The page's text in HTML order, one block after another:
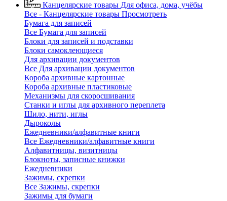
Канцелярские товары Для офиса, дома, учёбы
Все - Канцелярские товары Просмотреть
Бумага для записей
Все Бумага для записей
Блоки для записей и подставки
Блоки самоклеющиеся
Для архивации документов
Все Для архивации документов
Короба архивные картонные
Короба архивные пластиковые
Механизмы для скоросшивания
Станки и иглы для архивного переплета
Шило, нити, иглы
Дыроколы
Ежедневники/алфавитные книги
Все Ежедневники/алфавитные книги
Алфавитницы, визитницы
Блокноты, записные книжки
Ежедневники
Зажимы, скрепки
Все Зажимы, скрепки
Зажимы для бумаги